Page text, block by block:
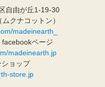
自由が丘1-19-30
クナコットン）
madeinearth_
facebookページ
madeinearth.jp
ョップ
store.jp